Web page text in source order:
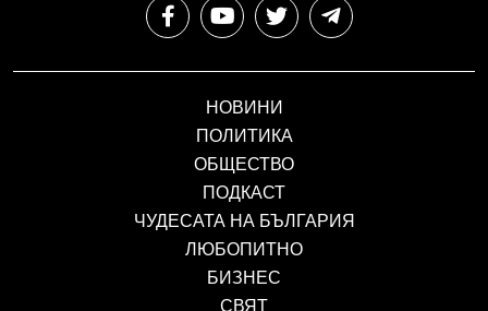
НОВИНИ
ПОЛИТИКА
ОБЩЕСТВО
ПОДКАСТ
ЧУДЕСАТА НА БЪЛГАРИЯ
ЛЮБОПИТНО
БИЗНЕС
СВЯТ